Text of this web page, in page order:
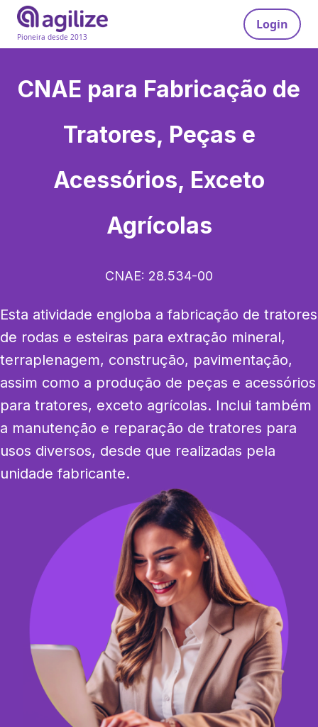
Pioneira desde 2013
Login
CNAE para Fabricação de
Tratores, Peças e
Acessórios, Exceto
Agrícolas
CNAE: 28.534-00
Esta atividade engloba a fabricação de tratores
de rodas e esteiras para extração mineral,
terraplenagem, construção, pavimentação,
assim como a produção de peças e acessórios
para tratores, exceto agrícolas. Inclui também
a manutenção e reparação de tratores para
usos diversos, desde que realizadas pela
unidade fabricante.